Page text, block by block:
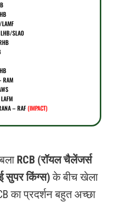
SLAO
RAM
– RAF(IMPACT)
RCB (रॉयल चैलेंजर्स
सुपर किंग्स) के बीच खेला
का प्रदर्शन बहुत अच्छा